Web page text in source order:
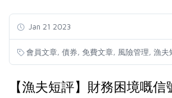
Jan 21 2023
會員文章 債券 免費文章 風險管理 漁夫
【漁夫短評】財務困境嘅信